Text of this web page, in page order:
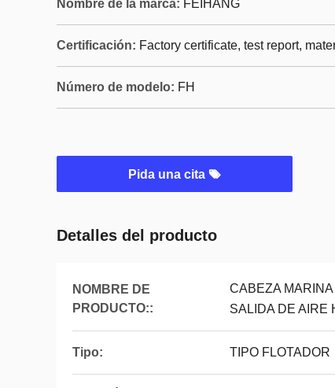
Nombre de la marca: FEIHANG
Certificación: Factory certificate, test report,
Número de modelo: FH
Pida una cita
Detalles del producto
NOMBRE DE
PRODUCTO::
CABEZA
SALIDA DE AIRE
Tipo: TIPO FLOTADOR